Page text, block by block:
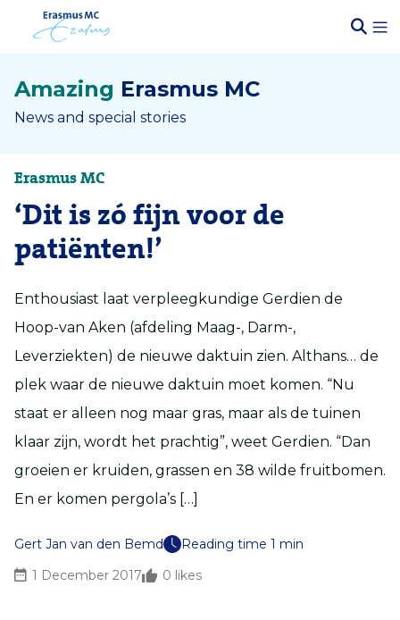
Amazing Erasmus MC
News and special stories
Erasmus MC
‘Dit is zó fijn voor de
patiënten!’
Enthousiast laat verpleegkundige Gerdien de
Hoop-van Aken (afdeling Maag-, Darm-,
Leverziekten) de nieuwe daktuin zien. Althans… de
plek waar de nieuwe daktuin moet komen. “Nu
staat er alleen nog maar gras, maar als de tuinen
klaar zijn, wordt het prachtig”, weet Gerdien. “Dan
groeien er kruiden, grassen en 38 wilde fruitbomen.
En er komen pergola’s […]
Gert Jan van den Bemd
Reading time 1 min
1 December 2017
0 likes